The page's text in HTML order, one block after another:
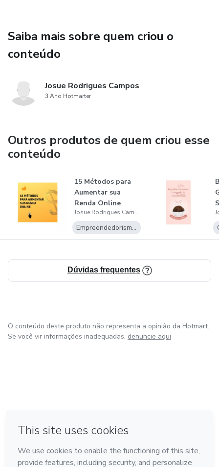
Saiba mais sobre quem criou o
conteúdo
Josue Rodrigues Campos
3 Ano Hotmarter
Outros produtos de quem criou esse
conteúdo
15 Métodos para
Aumentar sua
Renda Online
Josue Rodrigues Campos
Empreendedorismo Digital
Dúvidas frequentes
O conteúdo deste produto não representa a opinião da Hotmart.
Se você vir informações inadequadas, denuncie aqui
Feito com ❤ em Bogotá